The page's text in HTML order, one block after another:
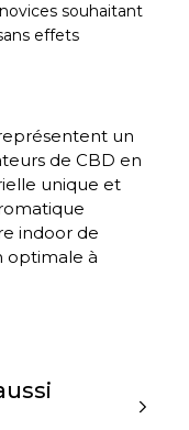
souhaitant
effets
un
de CBD en
unique et
indoor de
optimale à